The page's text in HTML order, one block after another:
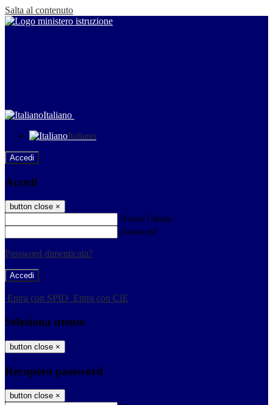
Salta al contenuto
Italiano
Italiano
Accedi
Accedi
button close ×
Nome Utente
Password
Password dimenticata?
-
Entra con SPID Entra con CIE
Seleziona utente
button close ×
Recupero password
button close ×